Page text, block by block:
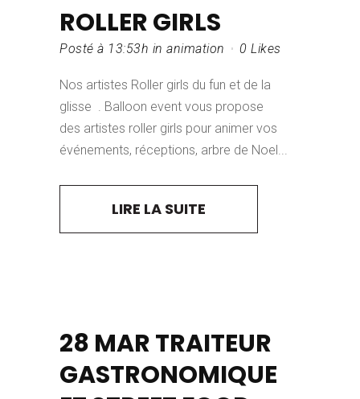
ROLLER GIRLS
Posté à 13:53h in animation 0 Likes
Nos artistes Roller girls du fun et de la
glisse . Balloon event vous propose
des artistes roller girls pour animer vos
événements, réceptions, arbre de Noel...
LIRE LA SUITE
28 MARTRAITEUR
GASTRONOMIQUE